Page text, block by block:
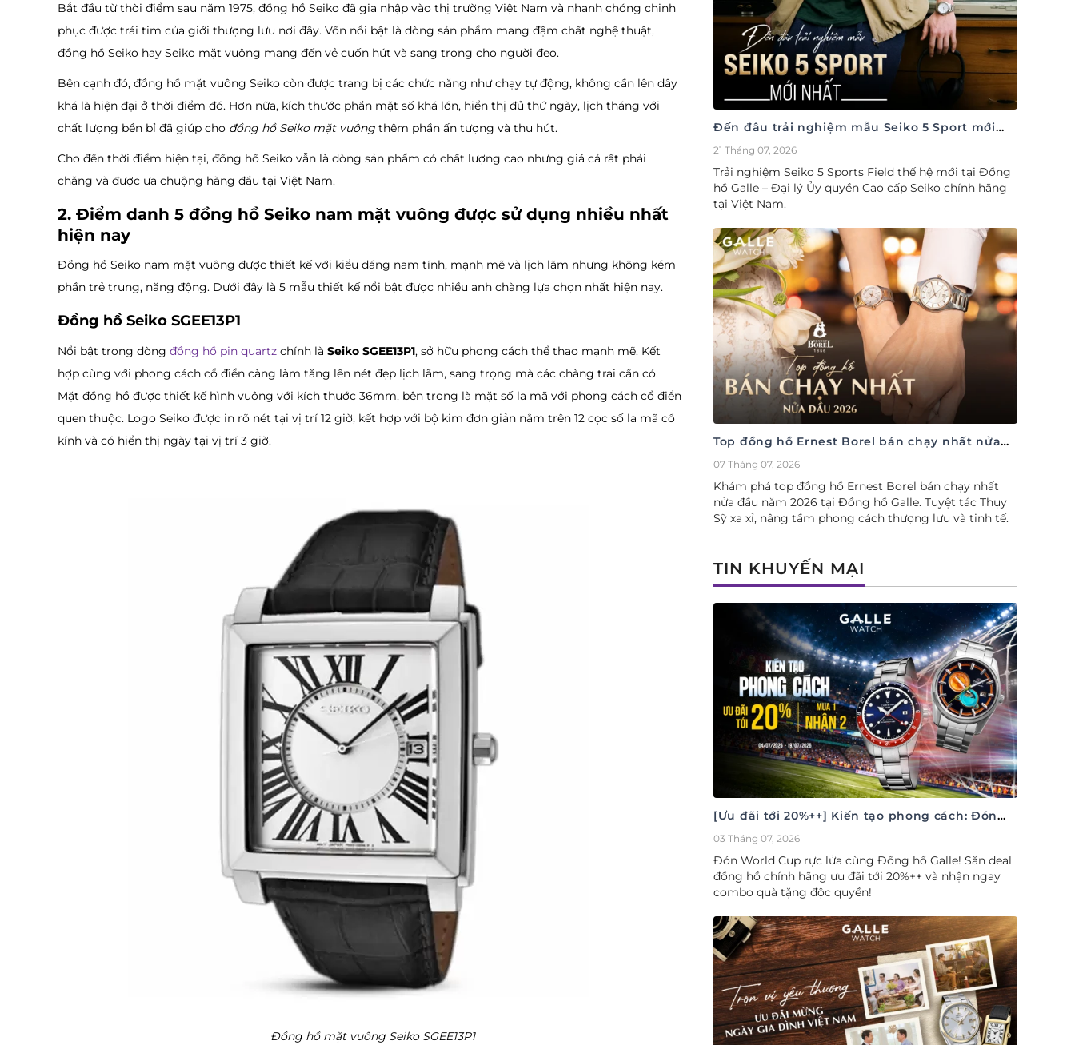
Bắt đầu từ thời điểm sau năm 1975, đồng hồ Seiko đã gia nhập vào thị trường Việt Nam và nhanh chóng chinh
phục được trái tim của giới thượng lưu nơi đây. Vốn nổi bật là dòng sản phẩm mang đậm chất nghệ thuật,
đồng hồ Seiko hay Seiko mặt vuông mang đến vẻ cuốn hút và sang trọng cho người đeo.
Bên cạnh đó, đồng hồ mặt vuông Seiko còn được trang bị các chức năng như chạy tự động, không cần lên dây
khá là hiện đại ở thời điểm đó. Hơn nữa, kích thước phần mặt số khá lớn, hiển thị đủ thứ ngày, lịch tháng với
chất lượng bền bỉ đã giúp cho đồng hồ Seiko mặt vuông thêm phần ấn tượng và thu hút.
Cho đến thời điểm hiện tại, đồng hồ Seiko vẫn là dòng sản phẩm có chất lượng cao nhưng giá cả rất phải
chăng và được ưa chuộng hàng đầu tại Việt Nam.
2. Điểm danh 5 đồng hồ Seiko nam mặt vuông được sử dụng nhiều nhất
hiện nay
Đồng hồ Seiko nam mặt vuông được thiết kế với kiểu dáng nam tính, mạnh mẽ và lịch lãm nhưng không kém
phần trẻ trung, năng động. Dưới đây là 5 mẫu thiết kế nổi bật được nhiều anh chàng lựa chọn nhất hiện nay.
Đồng hồ Seiko SGEE13P1
Nổi bật trong dòng đồng hồ pin quartz chính là Seiko SGEE13P1, sở hữu phong cách thể thao mạnh mẽ. Kết
hợp cùng với phong cách cổ điển càng làm tăng lên nét đẹp lịch lãm, sang trọng mà các chàng trai cần có.
Mặt đồng hồ được thiết kế hình vuông với kích thước 36mm, bên trong là mặt số la mã với phong cách cổ điển
quen thuộc. Logo Seiko được in rõ nét tại vị trí 12 giờ, kết hợp với bộ kim đơn giản nằm trên 12 cọc số la mã cổ
kính và có hiển thị ngày tại vị trí 3 giờ.
Đồng hồ mặt vuông Seiko SGEE13P1
Đến đâu trải nghiệm mẫu Seiko 5 Sport mới
nhất
21 Tháng 07, 2026
Trải nghiệm Seiko 5 Sports Field thế hệ mới tại Đồng
hồ Galle – Đại lý Ủy quyền Cao cấp Seiko chính hãng
tại Việt Nam.
Top đồng hồ Ernest Borel bán chạy nhất nửa
đầu năm 2026
07 Tháng 07, 2026
Khám phá top đồng hồ Ernest Borel bán chạy nhất
nửa đầu năm 2026 tại Đồng hồ Galle. Tuyệt tác Thụy
Sỹ xa xỉ, nâng tầm phong cách thượng lưu và tinh tế.
TIN KHUYẾN MẠI
[Ưu đãi tới 20%++] Kiến tạo phong cách: Đón
cúp săn deal – Siêu ưu đãi đồng hành cùng
World Cup
03 Tháng 07, 2026
Đón World Cup rực lửa cùng Đồng hồ Galle! Săn deal
đồng hồ chính hãng ưu đãi tới 20%++ và nhận ngay
combo quà tặng độc quyền!